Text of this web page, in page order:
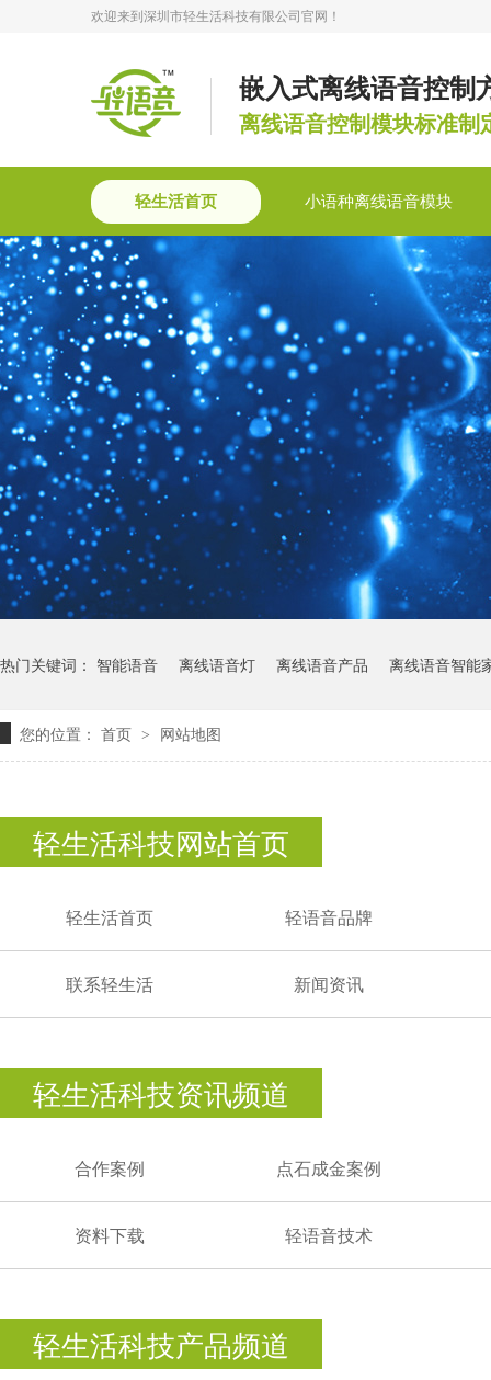
欢迎来到深圳市轻生活科技有限公司官网！
嵌入式离线语音控制
离线语音控制模块标准制
轻生活首页 小语种离线语音模块
轻语音合作
热门关键词： 智能语音 离线语音灯 离线语音产品 离线语音智能
您的位置： 首页 > 网站地图
轻生活科技网站首页
轻生活首页 轻语音品牌
联系轻生活 新闻资讯
轻生活科技资讯频道
合作案例 点石成金案例
资料下载 轻语音技术
轻生活科技产品频道